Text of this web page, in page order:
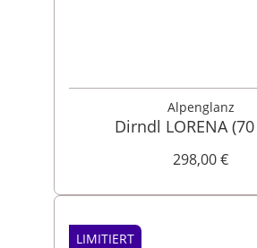
Alpenglanz
Dirndl LORENA
298,00 €
LIMITIERT